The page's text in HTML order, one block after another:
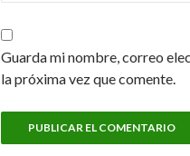
Guarda mi nombre, correo
la próxima vez que comente.